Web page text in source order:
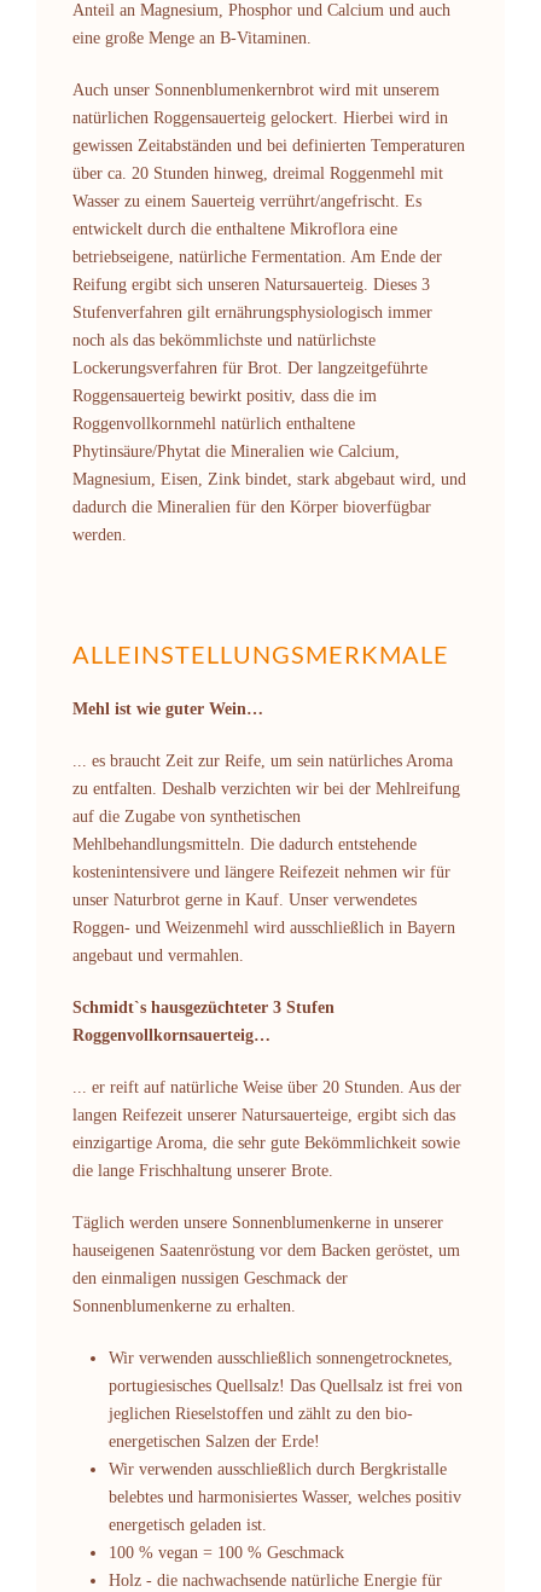
Anteil an Magnesium, Phosphor und Calcium und auch
eine große Menge an B-Vitaminen.
Auch unser Sonnenblumenkernbrot wird mit unserem
natürlichen Roggensauerteig gelockert. Hierbei wird in
gewissen Zeitabständen und bei definierten Temperaturen
über ca. 20 Stunden hinweg, dreimal Roggenmehl mit
Wasser zu einem Sauerteig verrührt/angefrischt. Es
entwickelt durch die enthaltene Mikroflora eine
betriebseigene, natürliche Fermentation. Am Ende der
Reifung ergibt sich unseren Natursauerteig. Dieses 3
Stufenverfahren gilt ernährungsphysiologisch immer
noch als das bekömmlichste und natürlichste
Lockerungsverfahren für Brot. Der langzeitgeführte
Roggensauerteig bewirkt positiv, dass die im
Roggenvollkornmehl natürlich enthaltene
Phytinsäure/Phytat die Mineralien wie Calcium,
Magnesium, Eisen, Zink bindet, stark abgebaut wird, und
dadurch die Mineralien für den Körper bioverfügbar
werden.
ALLEINSTELLUNGSMERKMALE
Mehl ist wie guter Wein…
... es braucht Zeit zur Reife, um sein natürliches Aroma
zu entfalten. Deshalb verzichten wir bei der Mehlreifung
auf die Zugabe von synthetischen
Mehlbehandlungsmitteln. Die dadurch entstehende
kostenintensivere und längere Reifezeit nehmen wir für
unser Naturbrot gerne in Kauf. Unser verwendetes
Roggen- und Weizenmehl wird ausschließlich in Bayern
angebaut und vermahlen.
Schmidt`s hausgezüchteter 3 Stufen
Roggenvollkornsauerteig…
... er reift auf natürliche Weise über 20 Stunden. Aus der
langen Reifezeit unserer Natursauerteige, ergibt sich das
einzigartige Aroma, die sehr gute Bekömmlichkeit sowie
die lange Frischhaltung unserer Brote.
Täglich werden unsere Sonnenblumenkerne in unserer
hauseigenen Saatenröstung vor dem Backen geröstet, um
den einmaligen nussigen Geschmack der
Sonnenblumenkerne zu erhalten.
Wir verwenden ausschließlich sonnengetrocknetes,
portugiesisches Quellsalz! Das Quellsalz ist frei von
jeglichen Rieselstoffen und zählt zu den bio-
energetischen Salzen der Erde!
Wir verwenden ausschließlich durch Bergkristalle
belebtes und harmonisiertes Wasser, welches positiv
energetisch geladen ist.
100 % vegan = 100 % Geschmack
Holz - die nachwachsende natürliche Energie für